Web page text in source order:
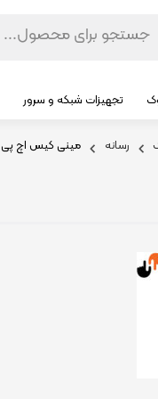
تجهیزات شبکه و سرور
رسانه مینی کیس اچ پی HP 800 G4